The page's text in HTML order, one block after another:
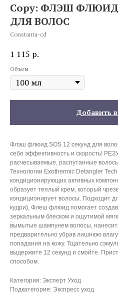
Copy: ФЛЭШ ФЛЮИД
ДЛЯ ВОЛОС
Constanta-cd
1 115 р.
Объем
Добавить
Флэш флюид SOS 12 секунд для
себе эффективность и скорость!
расчесываемые, распутанные
Технологии Exothermic Detangler
кондиционирующих активных
образует теплый крем, который
кондиционирует волосы. Подходит
кудри), Флеш флюид помогает
зеркальным блеском и ощутимой
вымытые шампунем волосы,
предварительно убрав лишнюю
попадания на кожу. Тщательно
выдержите 12 секунд и смойте.
способом.
Категория: Эксперт Уход
Подкатегория: Экспресс уход